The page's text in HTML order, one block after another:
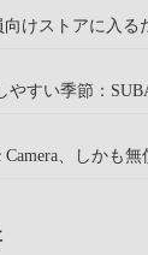
向けストアに入る
やすい季節：
Camera、しかも無